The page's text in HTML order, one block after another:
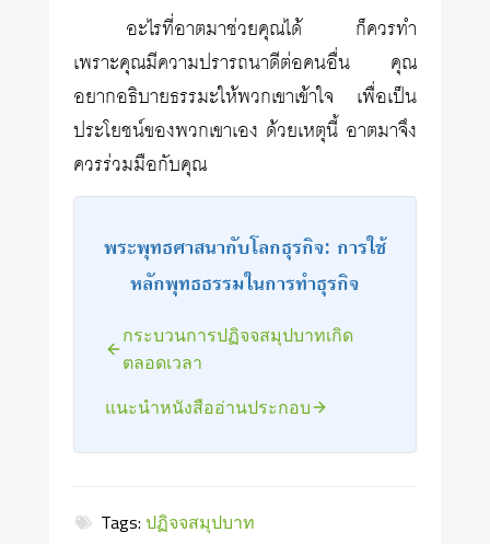
อะไรที่อาตมาช่วยคุณได้ ก็ควรทำ
เพราะคุณมีความปรารถนาดีต่อคนอื่น คุณ
อยากอธิบายธรรมะให้พวกเขาเข้าใจ เพื่อเป็น
ประโยชน์ของพวกเขาเอง ด้วยเหตุนี้ อาตมาจึง
ควรร่วมมือกับคุณ
พระพุทธศาสนากับโลกธุรกิจ: การใช้
หลักพุทธธรรมในการทำธุรกิจ
กระบวนการปฏิจจสมุปบาทเกิด
ตลอดเวลา
แนะนำหนังสืออ่านประกอบ
Tags:ปฏิจจสมุปบาท